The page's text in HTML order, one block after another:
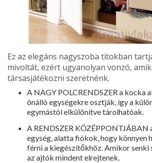
Ez az elegáns nagyszoba titokban
mivoltát, ezért ugyanolyan vonzó,
társasjátékozni szeretnénk.
A NAGY POLCRENDSZER a kocka
önálló egységekre osztják, így a
egymástól elkülönítve tárolhatóak.
A RENDSZER KÖZÉPPONTJÁBAN
egység, alatta fiókok, hogy könnyen
férni a kiegészítőkhöz. Amikor senki
az ajtók mindent elrejtenek.